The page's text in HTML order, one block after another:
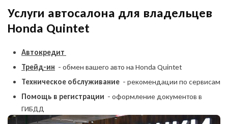
Услуги автосалона для владельцев
Honda Quintet
Автокредит
Трейд-ин - обмен вашего авто на Honda Quintet
Техническое обслуживание - рекомендации по сервисам
Помощь в регистрации - оформление документов в
ГИБДД